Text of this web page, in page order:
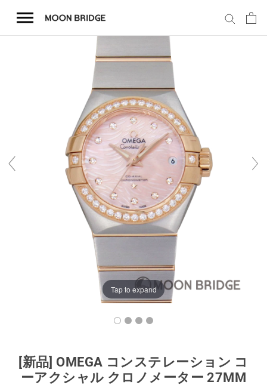
テ
会社概要
Tap to expand
[新品] OMEGA コンステレーション コ
ーアクシャル クロノメーター 27MM